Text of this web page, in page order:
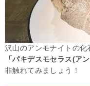
沢山のアンモナイトの化
「パキデスモセラス(ア
非触れてみましょう！